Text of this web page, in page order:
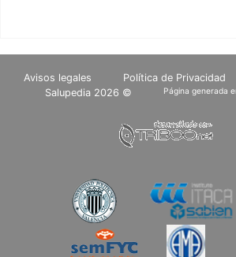
Avisos legales Política de Privacidad
Salupedia 2026 ©
Página generada